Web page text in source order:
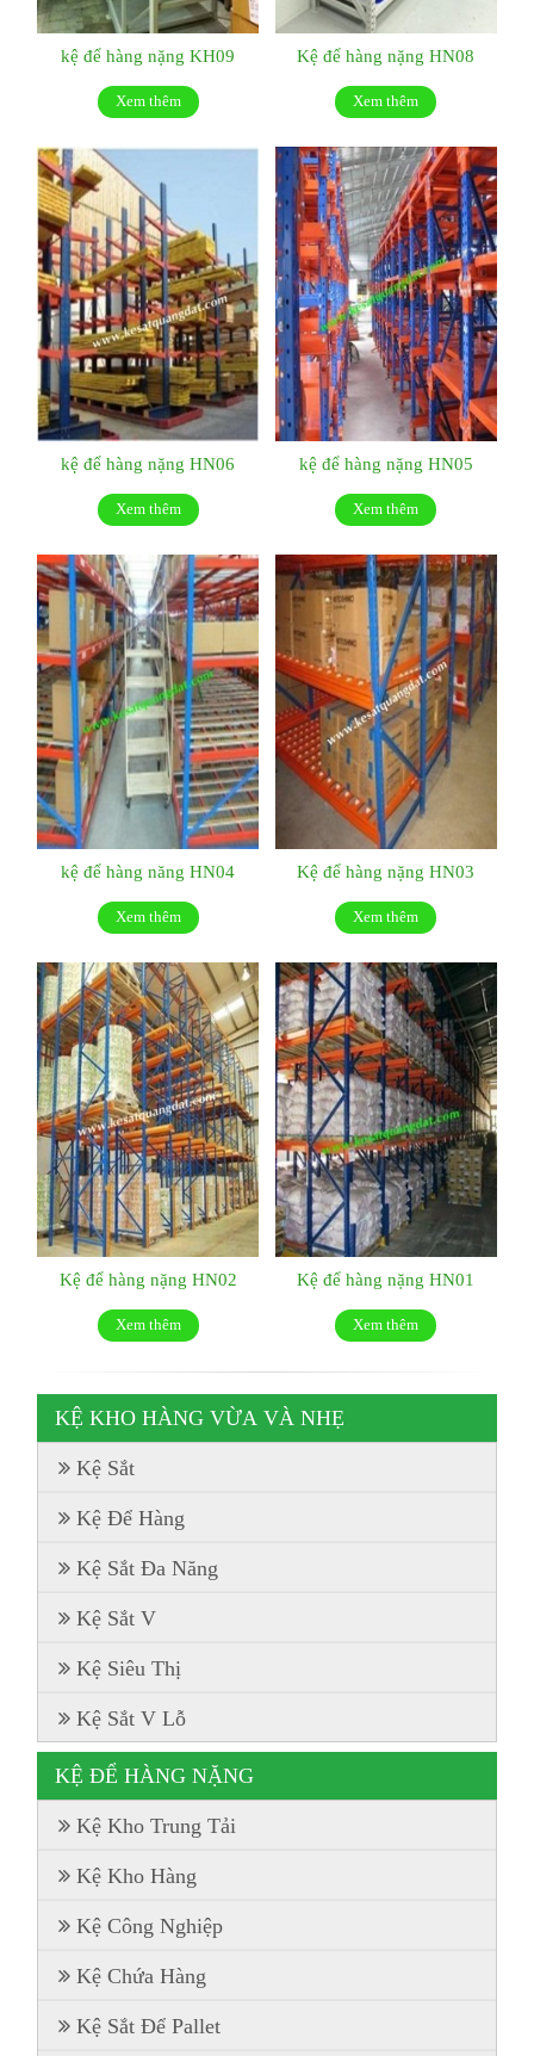
kệ để hàng nặng KH09
Xem thêm
Kệ để hàng nặng HN08
Xem thêm
kệ để hàng nặng HN06
Xem thêm
kệ để hàng nặng HN05
Xem thêm
kệ để hàng năng HN04
Xem thêm
Kệ để hàng nặng HN03
Xem thêm
Kệ để hàng nặng HN02
Xem thêm
Kệ để hàng nặng HN01
Xem thêm
KỆ KHO HÀNG VỪA VÀ NHẸ
Kệ Sắt
Kệ Để Hàng
Kệ Sắt Đa Năng
Kệ Sắt V
Kệ Siêu Thị
Kệ Sắt V Lỗ
KỆ ĐỂ HÀNG NẶNG
Kệ Kho Trung Tải
Kệ Kho Hàng
Kệ Công Nghiệp
Kệ Chứa Hàng
Kệ Sắt Để Pallet